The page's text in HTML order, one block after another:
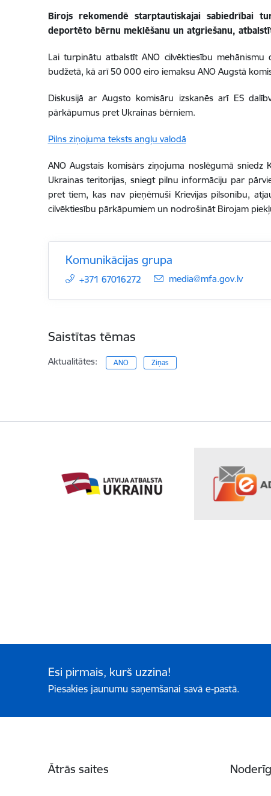
Birojs rekomendē starptautiskajai sabiedrībai
deportēto bērnu meklēšanu un atgriešanu,
Lai turpinātu atbalstīt ANO cilvēktiesību
budžetā, kā arī 50 000 eiro iemaksu ANO Augstā
Diskusijā ar Augsto komisāru izskanēs arī ES
pārkāpumus pret Ukrainas bērniem.
Pilns ziņojuma teksts angļu valodā
ANO Augstais komisārs ziņojuma noslēgumā
Ukrainas teritorijas, sniegt pilnu informāciju par
pret tiem, kas nav pieņēmuši Krievijas pilsonību,
cilvēktiesību pārkāpumiem un nodrošināt Birojam
Komunikācijas grupa
+371 67016272 E-pasts:
media@mfa.gov.lv
Saistītas tēmas
Aktualitātes: ANO Ziņas
Esi pirmais, kurš uzzina!
Piesakies jaunumu saņemšanai savā e-pastā.
Ātrās saites